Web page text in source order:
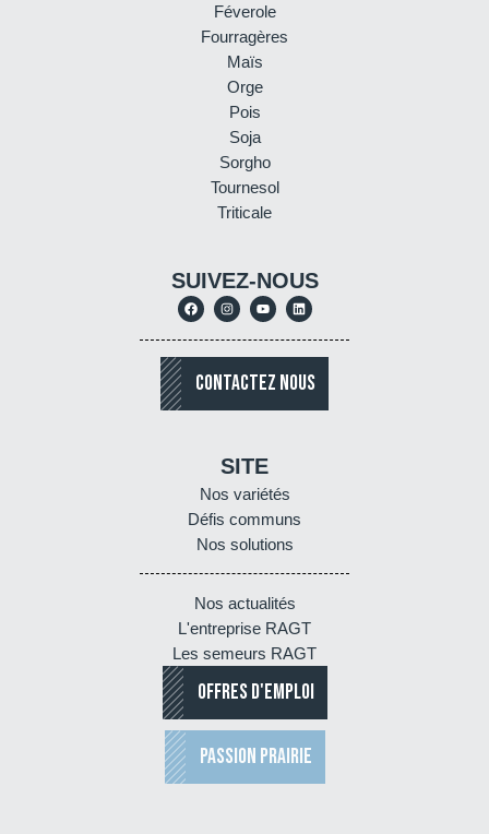
Féverole
Fourragères
Maïs
Orge
Pois
Soja
Sorgho
Tournesol
Triticale
SUIVEZ-NOUS
CONTACTEZ NOUS
SITE
Nos variétés
Défis communs
Nos solutions
Nos actualités
L'entreprise RAGT
Les semeurs RAGT
OFFRES D'EMPLOI
PASSION PRAIRIE